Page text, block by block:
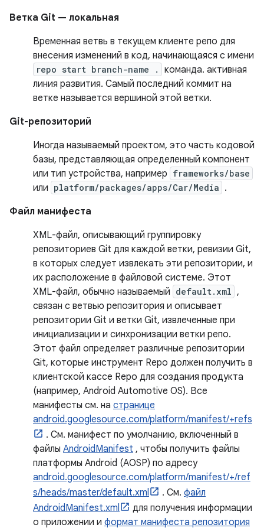
Ветка Git — локальная
Временная ветвь в текущем клиенте репо для
внесения изменений в код, начинающаяся с имени
repo start branch-name .
команда. активная
линия развития. Самый последний коммит на
ветке называется вершиной этой ветки.
Git-репозиторий
Иногда называемый проектом, это часть кодовой
базы, представляющая определенный компонент
или тип устройства, например frameworks/base
или platform/packages/apps/Car/Media .
Файл манифеста
XML-файл, описывающий группировку
репозиториев Git для каждой ветки, ревизии Git,
в которых следует извлекать эти репозитории, и
их расположение в файловой системе. Этот
XML-файл, обычно называемый default.xml ,
связан с ветвью репозитория и описывает
репозитории Git и ветки Git, извлеченные при
инициализации и синхронизации ветки репо.
Этот файл определяет различные репозитории
Git, которые инструмент Repo должен получить в
клиентской кассе Repo для создания продукта
(например, Android Automotive OS). Все
манифесты см. на странице
android.googlesource.com/platform/manifest/+refs
. См. манифест по умолчанию, включенный в
файлы AndroidManifest , чтобы получить файлы
платформы Android (AOSP) по адресу
android.googlesource.com/platform/manifest/+/ref
s/heads/master/default.xml
. См. файл
AndroidManifest.xml
для получения информации
о приложении и формат манифеста репозитория